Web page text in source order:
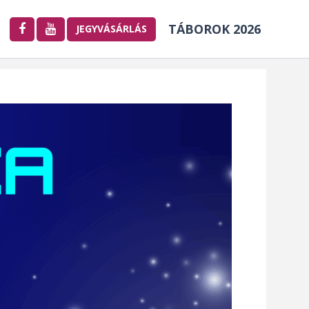
JEGYVÁSÁRLÁS TÁBOROK 2026